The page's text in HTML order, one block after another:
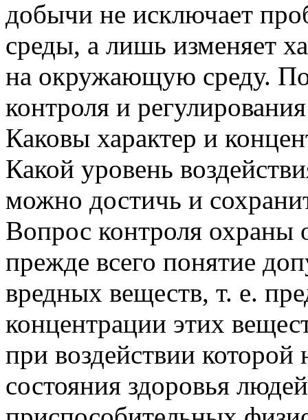
добычи не исключает
среды, а лишь изменяет
на окружающую среду.
контроля и
Каковы характер и
Какой уровень
можно достичь и
Вопрос контроля
прежде всего понятие
вредных веществ, т. е.
концентрации этих
при воздействии
состояния здоровья